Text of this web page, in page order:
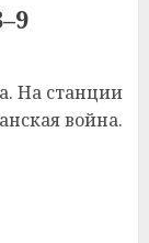
На станции
война.